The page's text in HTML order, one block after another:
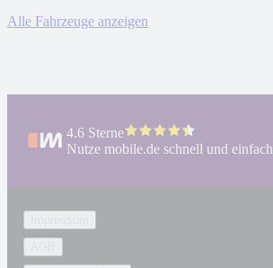
Alle Fahrzeuge anzeigen
4.6 Sterne
Nutze mobile.de schnell und einfach